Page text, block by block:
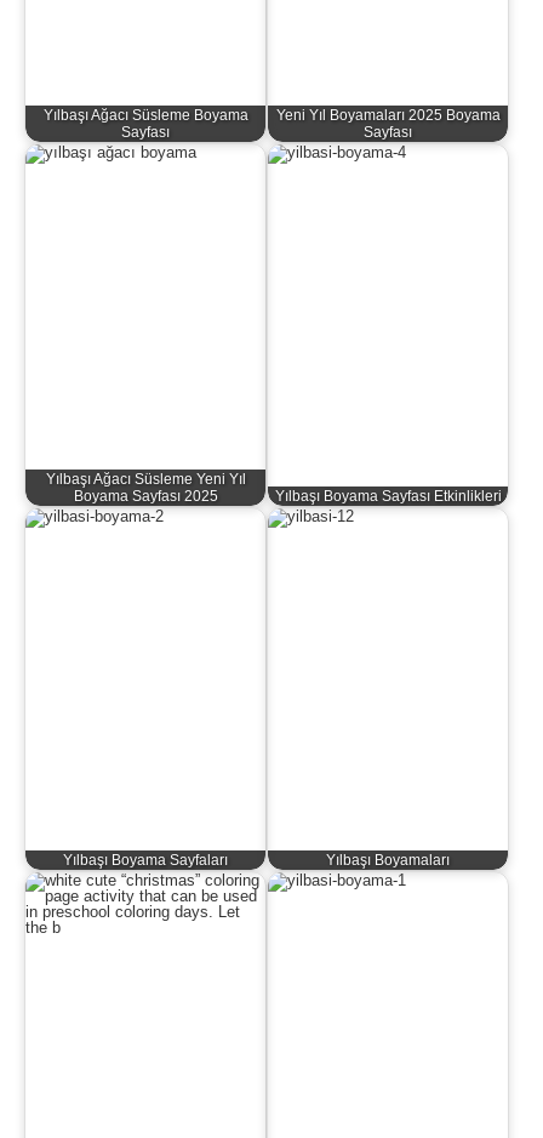
Yılbaşı Ağacı Süsleme Boyama
Sayfası
Yeni Yıl Boyamaları 2025 Boyama
Sayfası
Yılbaşı Ağacı Süsleme Yeni Yıl
Boyama Sayfası 2025
Yılbaşı Boyama Sayfası Etkinlikleri
Yılbaşı Boyama Sayfaları Yılbaşı Boyamaları